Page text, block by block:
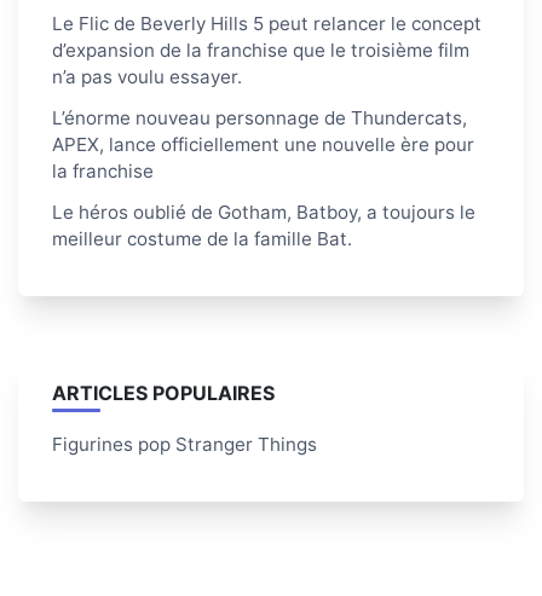
Le Flic de Beverly Hills 5 peut relancer le concept
d’expansion de la franchise que le troisième film
n’a pas voulu essayer.
L’énorme nouveau personnage de Thundercats,
APEX, lance officiellement une nouvelle ère pour
la franchise
Le héros oublié de Gotham, Batboy, a toujours le
meilleur costume de la famille Bat.
ARTICLES POPULAIRES
Figurines pop Stranger Things